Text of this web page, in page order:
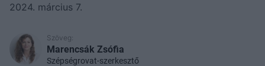
2024. március 7.
Szöveg:
Marencsák Zsófia
Szépségrovat-szerkesztő